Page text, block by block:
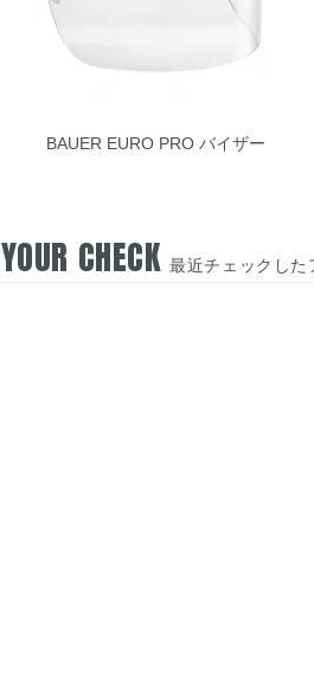
BAUER EURO PRO バイザー
YOUR CHECK最近チェックした